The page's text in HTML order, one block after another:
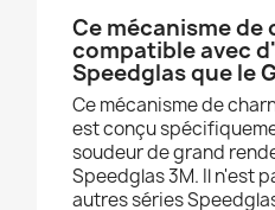
Ce mécanisme
compatible avec
Speedglas que le
Ce mécanisme de
est conçu
soudeur de grand
Speedglas 3M. Il n'est
autres séries